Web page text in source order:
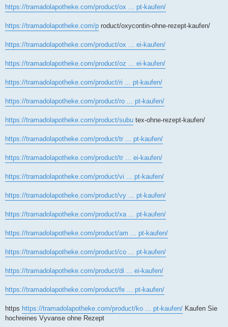
https://tramadolapotheke.com/product/ox ... pt-kaufen/
https://tramadolapotheke.com/p roduct/oxycontin-ohne-rezept-kaufen/
https://tramadolapotheke.com/product/ox ... ei-kaufen/
https://tramadolapotheke.com/product/oz ... ei-kaufen/
https://tramadolapotheke.com/product/ri ... pt-kaufen/
https://tramadolapotheke.com/product/ro ... pt-kaufen/
https://tramadolapotheke.com/product/subu tex-ohne-rezept-kaufen/
https://tramadolapotheke.com/product/tr ... pt-kaufen/
https://tramadolapotheke.com/product/tr ... ei-kaufen/
https://tramadolapotheke.com/product/vi ... pt-kaufen/
https://tramadolapotheke.com/product/vy ... pt-kaufen/
https://tramadolapotheke.com/product/xa ... pt-kaufen/
https://tramadolapotheke.com/product/am ... pt-kaufen/
https://tramadolapotheke.com/product/co ... pt-kaufen/
https://tramadolapotheke.com/product/di ... ei-kaufen/
https://tramadolapotheke.com/product/fe ... pt-kaufen/
https https://tramadolapotheke.com/product/ko ... pt-kaufen/ Kaufen Sie
hochreines Vyvanse ohne Rezept